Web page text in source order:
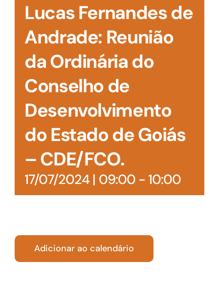
Lucas Fernandes de
Andrade: Reunião
da Ordinária do
Conselho de
Desenvolvimento
do Estado de Goiás
– CDE/FCO.
17/07/2024 | 09:00- 10:00
Adicionar ao calendário